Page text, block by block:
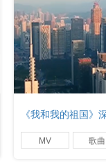
《我和我的祖国》
MV 歌曲